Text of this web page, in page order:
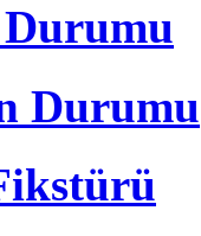
Durumu